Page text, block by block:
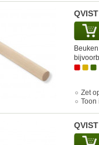
Zet
Toon